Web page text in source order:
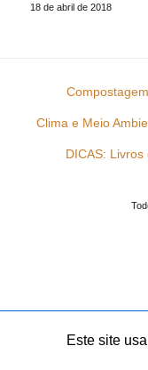
18 de abril de 2018
Clima e Meio
DICAS:
Este site